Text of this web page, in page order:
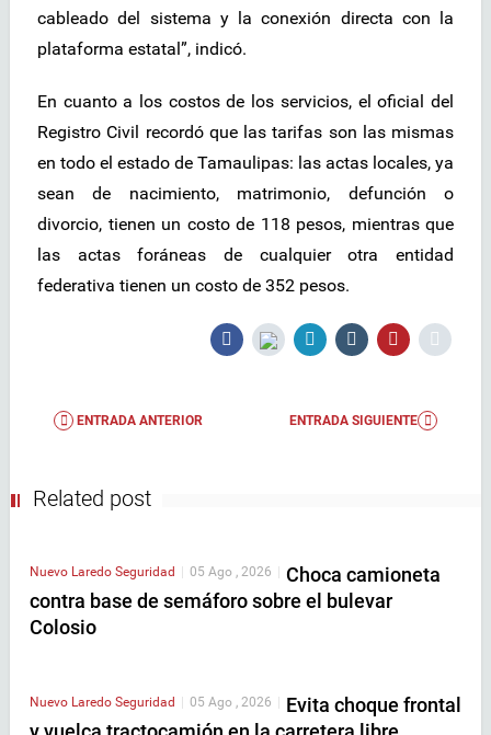
cableado del sistema y la conexión directa con la
plataforma estatal”, indicó.
En cuanto a los costos de los servicios, el oficial del
Registro Civil recordó que las tarifas son las mismas
en todo el estado de Tamaulipas: las actas locales, ya
sean de nacimiento, matrimonio, defunción o
divorcio, tienen un costo de 118 pesos, mientras que
las actas foráneas de cualquier otra entidad
federativa tienen un costo de 352 pesos.
ENTRADA ANTERIOR ENTRADA SIGUIENTE
Related post
Nuevo Laredo Seguridad 05 Ago , 2026
Choca camioneta
contra base de semáforo sobre el bulevar
Colosio
Nuevo Laredo Seguridad | 05 Ago , 2026 | Evita choque frontal